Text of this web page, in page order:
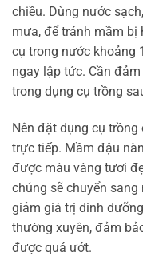
chiều. Dùng nước
mưa, để tránh mầm bị
cụ trong nước khoảng
ngay lập tức. Cần
trong dụng cụ trồng
Nên đặt dụng cụ
trực tiếp. Mầm đậu
được màu vàng tươi
chúng sẽ chuyển
giảm giá trị dinh
thường xuyên, đảm
được quá ướt.